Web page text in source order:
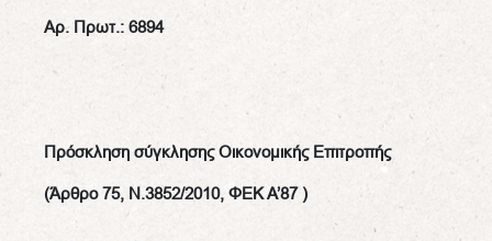
Αρ. Πρωτ.: 6894
Πρόσκληση σύγκλησης Οικονομικής Επιτροπής
(Άρθρο 75, Ν.3852/2010, ΦΕΚ Α’87 )